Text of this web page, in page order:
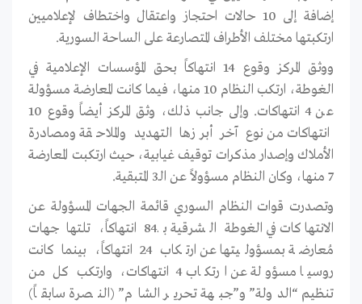
إضافة إلى 10 حالات احتجاز واعتقال واختطاف لإعلاميين
ارتكبتها مختلف الأطراف المتصارعة على الساحة السورية.
ووثق المركز وقوع 14 انتهاكاً بحق المؤسسات الإعلامية في
الغوطة، ارتكب النظام 10 منها، فيما كانت المعارضة مسؤولة
عن 4 انتهاكات. وإلى جانب ذلك، وثق المركز أيضاً وقوع 10
انتهاكات من نوع آخر أبرزها التهديد والملاحقة ومصادرة
الأملاك وإصدار مذكرات توقيف غيابية، حيث ارتكبت المعارضة
7 منها، وكان النظام مسؤولاً عن الـ3 المتبقية.
وتصدرت قوات النظام السوري قائمة الجهات المسؤولة عن
الانتهاكات في الغوطة الشرقية بـ84 انتهاكاً، تلتها جهات
مُعارضة بمسؤوليتها عن ارتكاب 24 انتهاكاً، بينما كانت
روسيا مسؤولة عن ارتكاب 4 انتهاكات، وارتكب كل من
تنظيم “الدولة” و”جبهة تحرير الشام” (النصرة سابقاً)